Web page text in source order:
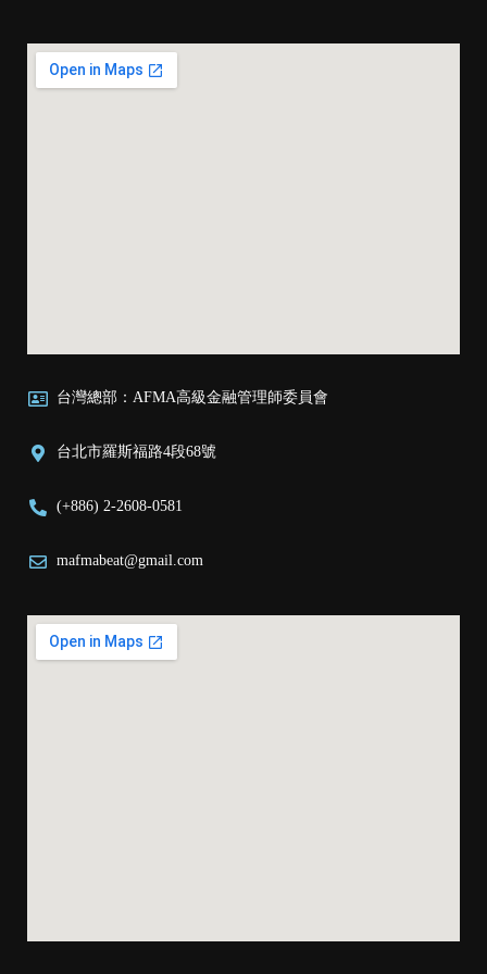
台灣總部：AFMA高級金融管理師委員會
台北市羅斯福路4段68號
(+886) 2-2608-0581
mafmabeat@gmail.com